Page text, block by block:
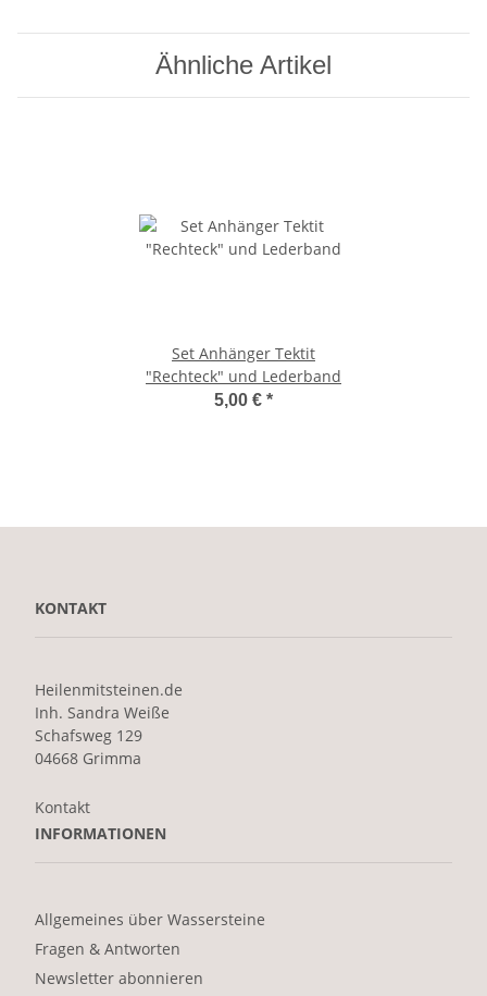
Ähnliche Artikel
Set Anhänger Tektit
"Rechteck" und Lederband
5,00 € *
KONTAKT
Heilenmitsteinen.de
Inh. Sandra Weiße
Schafsweg 129
04668 Grimma
Kontakt
INFORMATIONEN
Allgemeines über Wassersteine
Fragen & Antworten
Newsletter abonnieren